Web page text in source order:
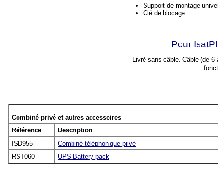
Support de montage
Clé de blocage
Pour
Livré sans câble. Câble (de
Combiné privé et autres accessoires
Référence
Description
ISD955
Combiné téléphonique privé
RST060
UPS Battery pack